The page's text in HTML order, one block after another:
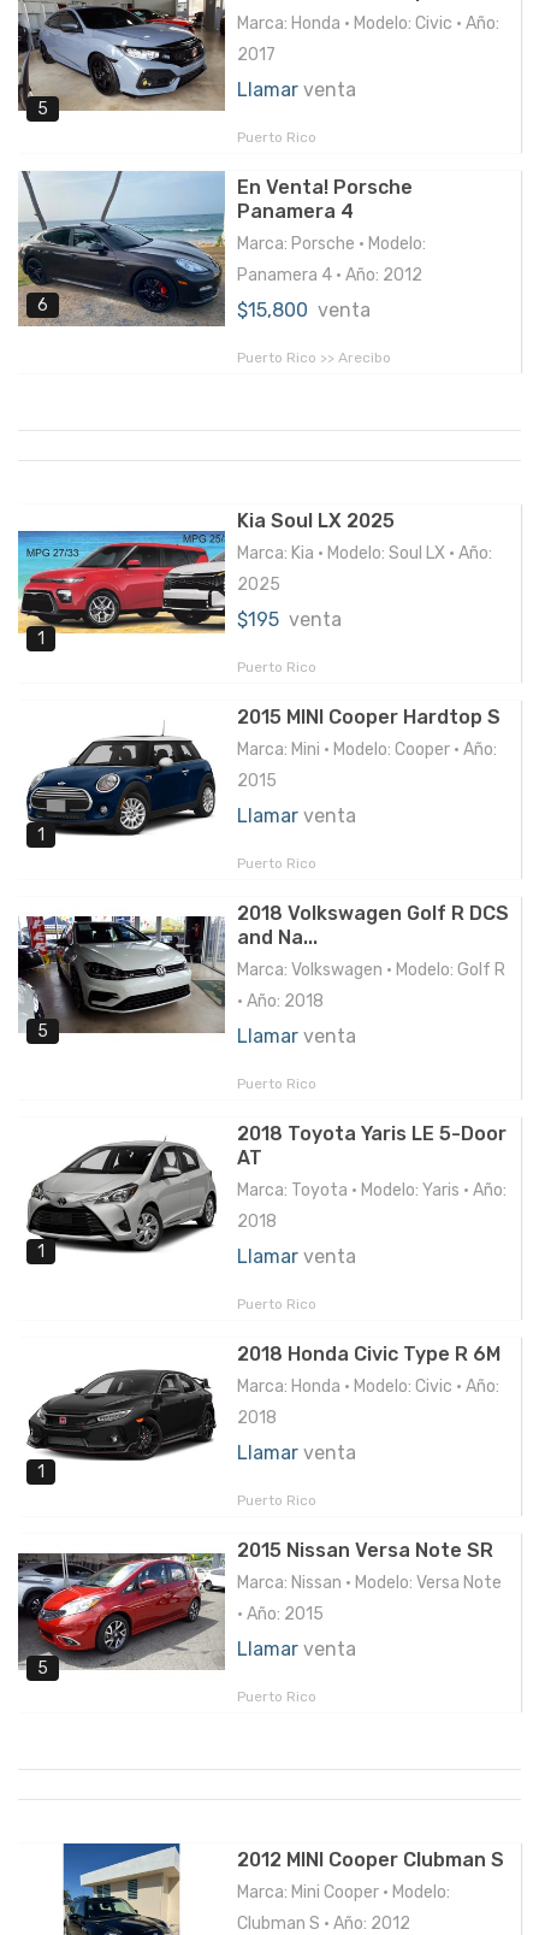
5
Marca: Honda • Modelo: Civic • Año:
2017
Llamar venta
Puerto Rico
6
En Venta! Porsche
Panamera 4
Marca: Porsche • Modelo:
Panamera 4 • Año: 2012
$15,800 venta
Puerto Rico >> Arecibo
1
Kia Soul LX 2025
Marca: Kia • Modelo: Soul LX • Año:
2025
$195 venta
Puerto Rico
1
2015 MINI Cooper Hardtop S
Marca: Mini • Modelo: Cooper • Año:
2015
Llamar venta
Puerto Rico
5
2018 Volkswagen Golf R DCS
and Na...
Marca: Volkswagen • Modelo: Golf R
• Año: 2018
Llamar venta
Puerto Rico
1
2018 Toyota Yaris LE 5-Door
AT
Marca: Toyota • Modelo: Yaris • Año:
2018
Llamar venta
Puerto Rico
1
2018 Honda Civic Type R 6M
Marca: Honda • Modelo: Civic • Año:
2018
Llamar venta
Puerto Rico
5
2015 Nissan Versa Note SR
Marca: Nissan • Modelo: Versa Note
• Año: 2015
Llamar venta
Puerto Rico
2012 MINI Cooper Clubman S
Marca: Mini Cooper • Modelo:
Clubman S • Año: 2012